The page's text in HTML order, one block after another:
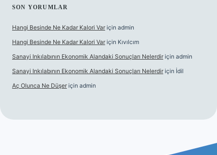
SON YORUMLAR
Hangi Besinde Ne Kadar Kalori Var için admin
Hangi Besinde Ne Kadar Kalori Var için Kıvılcım
Sanayi Inkılabının Ekonomik Alandaki Sonuçları Nelerdir için admin
Sanayi Inkılabının Ekonomik Alandaki Sonuçları Nelerdir için İdil
Aç Olunca Ne Düşer için admin